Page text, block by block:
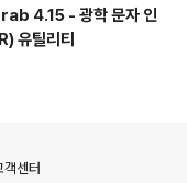
4.15 - 광학 문자 인
유틸리티
객센터